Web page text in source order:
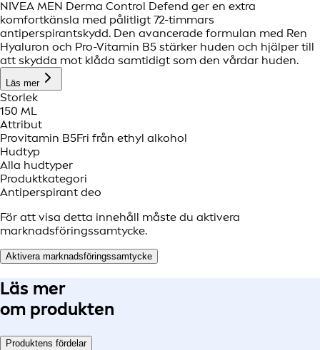
NIVEA MEN Derma Control Defend ger en extra
komfortkänsla med pålitligt 72-timmars
antiperspirantskydd. Den avancerade formulan med Ren
Hyaluron och Pro-Vitamin B5 stärker huden och hjälper till
att skydda mot klåda samtidigt som den vårdar huden.
Läs mer
Storlek
150 ML
Attribut
Provitamin B5Fri från ethyl alkohol
Hudtyp
Alla hudtyper
Produktkategori
Antiperspirant deo
För att visa detta innehåll måste du aktivera
marknadsföringssamtycke.
Aktivera marknadsföringssamtycke
Läs mer
om produkten
Produktens fördelar